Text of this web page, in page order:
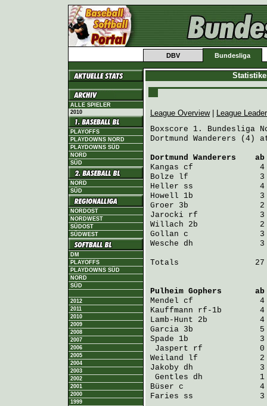
DBV Bundesliga
ALLE SPIELER
2010
PLAYOFFS
PLAYDOWNS NORD
PLAYDOWNS SÜD
NORD
SÜD
NORD
SÜD
NORDOST
NORDWEST
SÜDOST
SÜDWEST
DM
PLAYOFFS
PLAYDOWNS SÜD
NORD
SÜD
2012
2011
2010
2009
2008
2007
2006
2005
2004
2003
2002
2001
2000
1999
League Overview|
League
Boxscore 1. Bundesliga
Dortmund Wanderers (4)
Dortmund Wanderers
ab
Kangas cf              4
Bolze lf               3
Heller ss              4
Howell 1b              3
Groer 3b               2
Jarocki rf             3
Willach 2b             2
Gollan c               3
Wesche dh              3
Totals                27
Pulheim Gophers
ab
Mendel cf              4
Kauffmann rf-1b        4
Lamb-Hunt 2b           4
Garcia 3b              5
Spade 1b               3
Jaspert rf            0
Weiland lf             2
Jakoby dh              3
Gentles dh            1
Büser c                4
Faries ss              3